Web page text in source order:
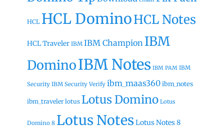
HCL HCL DominoHCL Notes
HCL Traveler IBM IBM Champion IBM
DominoIBM Notes IBM PAM IBM
Security IBM Security Verify ibm_maas360ibm_notes
ibm_traveler lotus Lotus Domino Lotus
Domino 8 Lotus Notes Lotus Notes 8